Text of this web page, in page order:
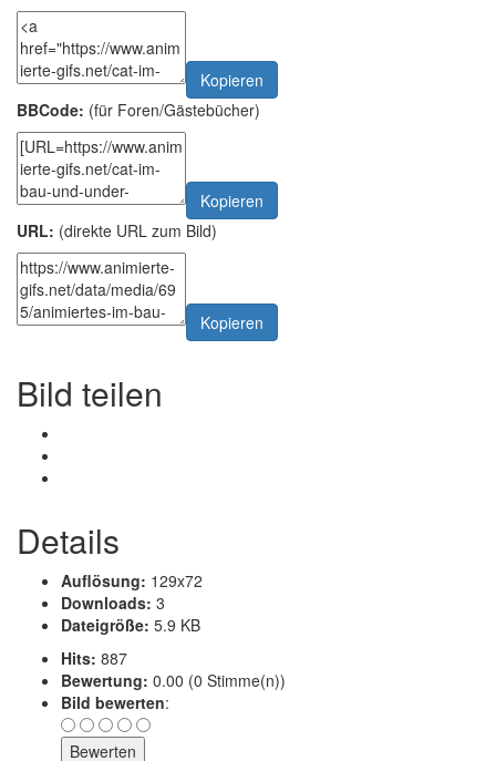
Kopieren
BBCode: (für Foren/Gästebücher)
Kopieren
URL: (direkte URL zum Bild)
Kopieren
Bild teilen
Details
Auflösung: 129x72
Downloads: 3
Dateigröße: 5.9 KB
Hits: 887
Bewertung: 0.00 (0 Stimme(n))
Bild bewerten: